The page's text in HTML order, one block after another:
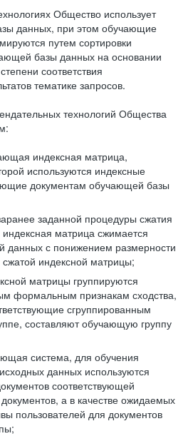
Общество использует
данных, при этом обучающие
путем сортировки
базы данных на основании
соответствия
тематике запросов.
технологий Общества
индексная матрица,
используются индексные
документам обучающей базы
заданной процедуры сжатия
матрица сжимается
данных с понижением размерности
индексной матрицы;
матрицы группируются
формальным признакам сходства,
сгруппированным
составляют обучающую группу
система, для обучения
данных используются
соответствующей
а в качестве ожидаемых
пользователей для документов